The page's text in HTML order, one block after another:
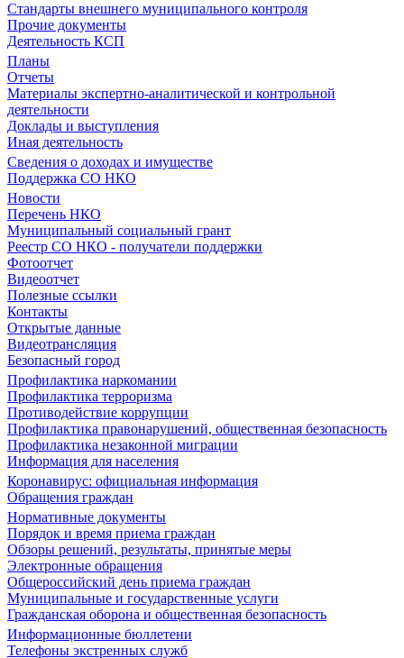
Стандарты внешнего муниципального контроля
Прочие документы
Деятельность КСП
Планы
Отчеты
Материалы экспертно-аналитической и контрольной
деятельности
Доклады и выступления
Иная деятельность
Сведения о доходах и имуществе
Поддержка СО НКО
Новости
Перечень НКО
Муниципальный социальный грант
Реестр СО НКО - получатели поддержки
Фотоотчет
Видеоотчет
Полезные ссылки
Контакты
Открытые данные
Видеотрансляция
Безопасный город
Профилактика наркомании
Профилактика терроризма
Противодействие коррупции
Профилактика правонарушений, общественная безопасность
Профилактика незаконной миграции
Информация для населения
Коронавирус: официальная информация
Обращения граждан
Нормативные документы
Порядок и время приема граждан
Обзоры решений, результаты, принятые меры
Электронные обращения
Общероссийский день приема граждан
Муниципальные и государственные услуги
Гражданская оборона и общественная безопасность
Информационные бюллетени
Телефоны экстренных служб